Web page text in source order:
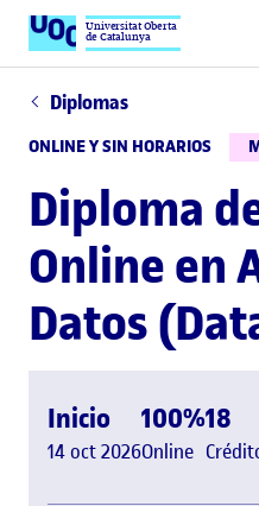
Universitat Oberta
de Catalunya
Diplomas
ONLINE Y SIN HORARIOS
Diploma
Online en
Datos
Inicio
14 oct 2026
100%
Online
18